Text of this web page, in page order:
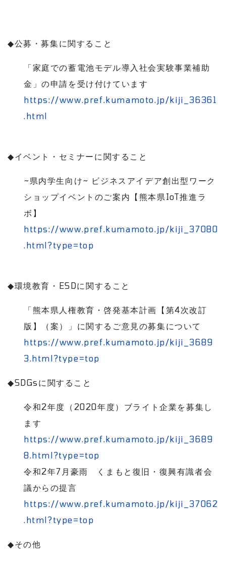
◆公募・募集に関すること
「家庭での蓄電池モデル導入社会実験事業補助
金」の申請を受け付けています
https://www.pref.kumamoto.jp/kiji_36361
.html
◆イベント・セミナーに関すること
~ 県内学生向け~ ビジネスアイデア創出型ワーク
ショップイベントのご案内【熊本県 IoT推進ラ
ボ】
https://www.pref.kumamoto.jp/kiji_37080
.html?type=top
◆環境教育・ ESDに関すること
「熊本県人権教育・啓発基本計画【第4次改訂
版】（案）」に関するご意見の募集について
https://www.pref.kumamoto.jp/kiji_3689
3.html?type=top
◆SDGsに関すること
令和2年度（ 2020年度）ブライト企業を募集し
ます
https://www.pref.kumamoto.jp/kiji_3689
8.html?type=top
令和2年7 月豪雨 くまもと復旧・復興有識者会
議からの提言
https://www.pref.kumamoto.jp/kiji_37062
.html?type=top
◆その他